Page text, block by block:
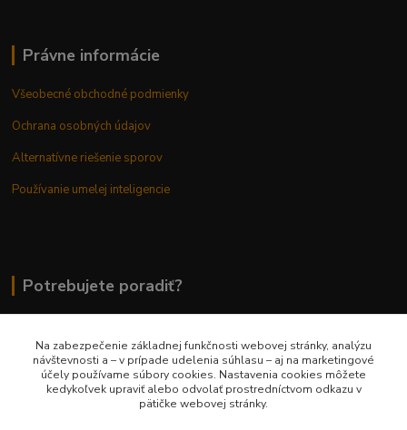
Právne informácie
Všeobecné obchodné podmienky
Ochrana osobných údajov
Alternatívne riešenie sporov
Používanie umelej inteligencie
Potrebujete poradiť?
0948 236 042
info@margaretkashop.sk
Na zabezpečenie základnej funkčnosti webovej stránky, analýzu
návštevnosti a – v prípade udelenia súhlasu – aj na marketingové
účely používame súbory cookies. Nastavenia cookies môžete
kedykoľvek upraviť alebo odvolať prostredníctvom odkazu v
pätičke webovej stránky.